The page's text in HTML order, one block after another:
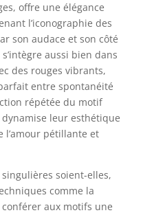
offre une élégance
l’iconographie des
son audace et son côté
aussi bien dans
des rouges vibrants,
entre spontanéité
répétée du motif
leur esthétique
l’amour pétillante et
soient-elles,
comme la
aux motifs une